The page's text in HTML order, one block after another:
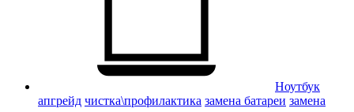
Ноутбук
апгрейд чистка\профилактика замена батареи замена